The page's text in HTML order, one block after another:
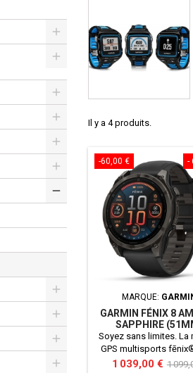
Il y a 4 produits.
-
-60,00 €
MARQUE:
GARMIN FÉNIX 8
SAPPHIRE
Soyez sans limites. La
GPS multisports
conçue pour les
Prix
1 039,00 € Prix
1